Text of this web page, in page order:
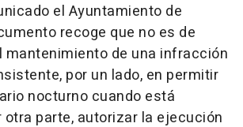
el Ayuntamiento de
recoge que no es de
mantenimiento de una infracción
por un lado, en permitir
nocturno cuando está
otra parte, autorizar la ejecución